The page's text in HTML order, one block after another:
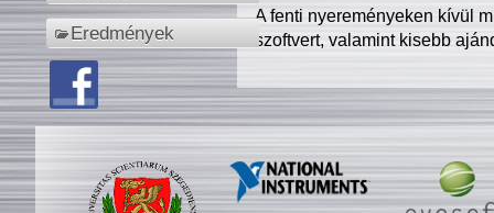
Eredmények
A fenti nyereményeken kívül
szoftvert, valamint kisebb